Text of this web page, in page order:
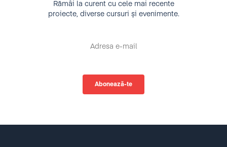
Rămâi la curent cu cele mai recente
proiecte, diverse cursuri și evenimente.